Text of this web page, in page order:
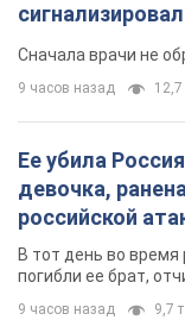
Сначала врачи не
9 часов назад 12,7
Ее убила
девочка,
российской
область. Фото
В тот день во время
погибли ее брат,
9 часов назад 9,7 т.